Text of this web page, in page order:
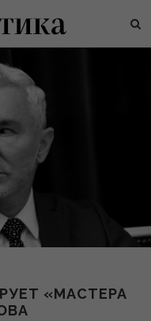
«МАСТЕРА